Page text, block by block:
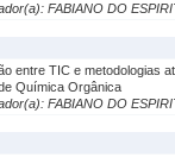
FABIANO DO
entre TIC e metodologias
Química Orgânica
FABIANO DO